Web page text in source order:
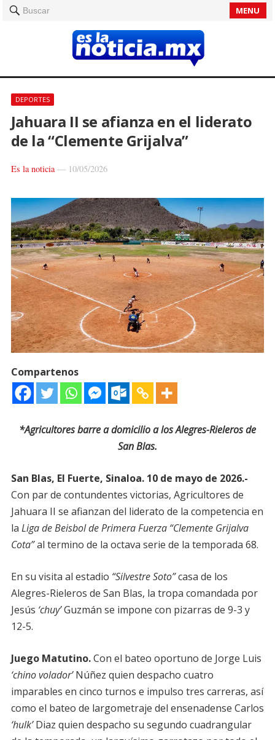
Buscar MENU
DEPORTES
Jahuara II se afianza en el liderato
de la “Clemente Grijalva”
Es la noticia— 10/05/2026
Compartenos
*Agricultores barre a domicilio a los Alegres-Rieleros de
San Blas.
San Blas, El Fuerte, Sinaloa. 10 de mayo de 2026.-
Con par de contundentes victorias, Agricultores de
Jahuara II se afianzan del liderato de la competencia en
la Liga de Beisbol de Primera Fuerza “Clemente Grijalva
Cota”al termino de la octava serie de la temporada 68.
En su visita al estadio “Silvestre Soto”casa de los
Alegres-Rieleros de San Blas, la tropa comandada por
Jesús ‘chuy’Guzmán se impone con pizarras de 9-3 y
12-5.
Juego Matutino.Con el bateo oportuno de Jorge Luis
‘chino volador’Núñez quien despacho cuatro
imparables en cinco turnos e impulso tres carreras, así
como el bateo de largometraje del ensenadense Carlos
‘hulk’Diaz quien despacho su segundo cuadrangular